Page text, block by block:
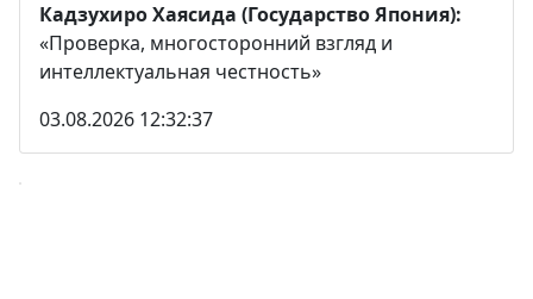
Кадзухиро Хаясида (Государство Япония):
«Проверка, многосторонний взгляд и
интеллектуальная честность»
03.08.2026 12:32:37